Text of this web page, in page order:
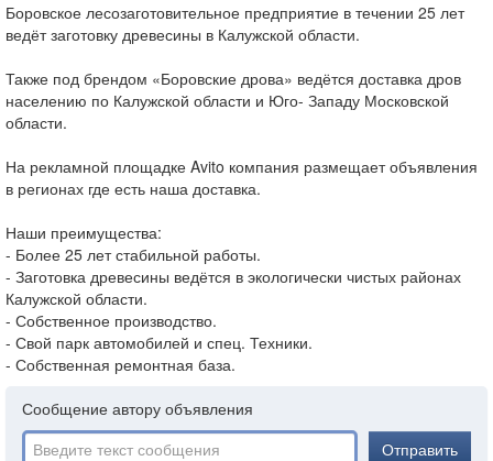
Боровское лесозаготовительное предприятие в течении 25 лет
ведёт заготовку древесины в Калужской области.
Также под брендом «Боровские дрова» ведётся доставка дров
населению по Калужской области и Юго- Западу Московской
области.
На рекламной площадке Avito компания размещает объявления
в регионах где есть наша доставка.
Наши преимущества:
- Более 25 лет стабильной работы.
- Заготовка древесины ведётся в экологически чистых районах
Калужской области.
- Собственное производство.
- Свой парк автомобилей и спец. Техники.
- Собственная ремонтная база.
Сообщение автору объявления
Отправить